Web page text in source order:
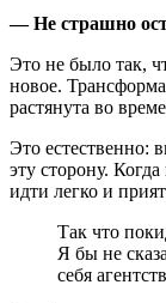
— Не страшно
Это не было так,
новое.
растянута во
Это естественно:
эту сторону.
идти легко и
Так что
Я бы не
себя